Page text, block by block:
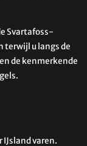
Svartafoss-
terwijl u langs de
de kenmerkende
IJsland varen.